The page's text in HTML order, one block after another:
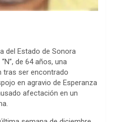
del Estado de Sonora
de 64 años, una
tras ser encontrado
en agravio de Esperanza
afectación en un